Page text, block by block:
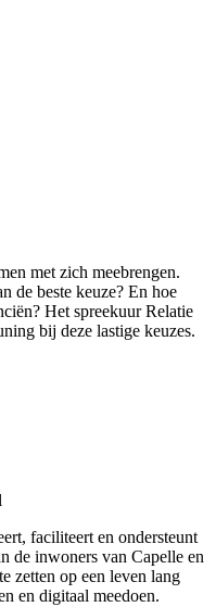
met zich meebrengen.
de beste keuze? En hoe
Het spreekuur Relatie
bij deze lastige keuzes.
faciliteert en ondersteunt
de inwoners van Capelle en
zetten op een leven lang
en digitaal meedoen.